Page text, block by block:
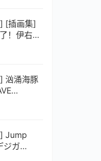
[插画集]
！伊右群
汹涌海豚
Jump
ジガ